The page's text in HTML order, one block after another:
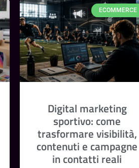
ECOMMERCE
Digital marketing
sportivo: come
trasformare visibilità,
contenuti e campagne
in contatti reali